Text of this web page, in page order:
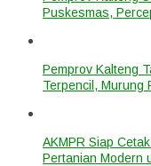
Puskesmas,
Pemprov Kalteng
Terpencil, Murung
AKMPR Siap
Pertanian Modern